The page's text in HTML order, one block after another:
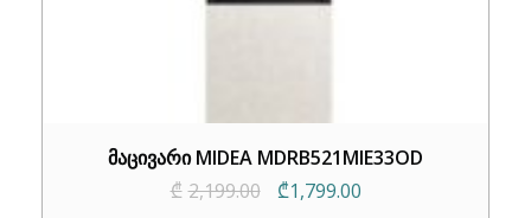
მაცივარი MIDEA MDRB521MIE33OD
₾ 2,199.00
Original
₾1,799.00Current